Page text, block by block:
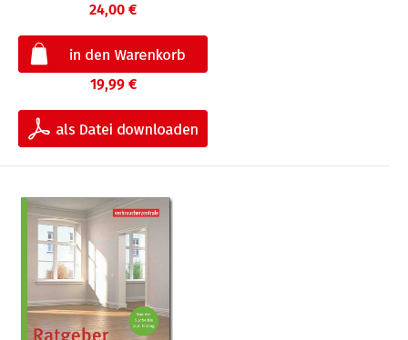
24,00 €
19,99 €